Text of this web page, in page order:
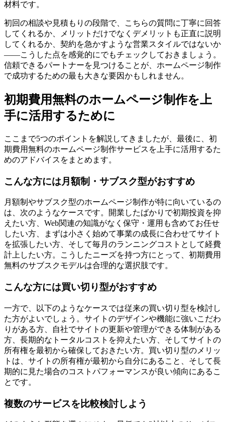
材料です。
初回の相談や見積もりの段階で、こちらの質問に丁寧に回答
してくれるか、メリットだけでなくデメリットも正直に説明
してくれるか、契約を急かすような営業スタイルではないか
——こうした点を感覚的にでもチェックしておきましょう。
信頼できるパートナーを見つけることが、ホームページ制作
で成功するための最も大きな要因かもしれません。
初期費用無料のホームページ制作を上
手に活用するために
ここまで5つのポイントを解説してきましたが、最後に、初
期費用無料のホームページ制作サービスを上手に活用するた
めのアドバイスをまとめます。
こんな方には月額制・サブスク型がおすすめ
月額制やサブスク型のホームページ制作が特に向いているの
は、次のようなケースです。開業したばかりで初期投資を抑
えたい方、Web関連の知識がなく保守・運用も含めてお任せ
したい方、まずは小さく始めて事業の成長に合わせてサイト
を拡張したい方、そして毎月のランニングコストとして経費
計上したい方。こうしたニーズを持つ方にとって、初期費用
無料のサブスクモデルは合理的な選択肢です。
こんな方には買い切り型がおすすめ
一方で、以下のようなケースでは従来の買い切り型を検討し
た方がよいでしょう。サイトのデザインや機能に強いこだわ
りがある方、自社でサイトの更新や管理ができる体制がある
方、長期的なトータルコストを抑えたい方、そしてサイトの
所有権を最初から確保しておきたい方。買い切り型のメリッ
トは、サイトの所有権が最初から自分にあること、そして長
期的に見た場合のコストパフォーマンスが良い傾向にあるこ
とです。
複数のサービスを比較検討しよう